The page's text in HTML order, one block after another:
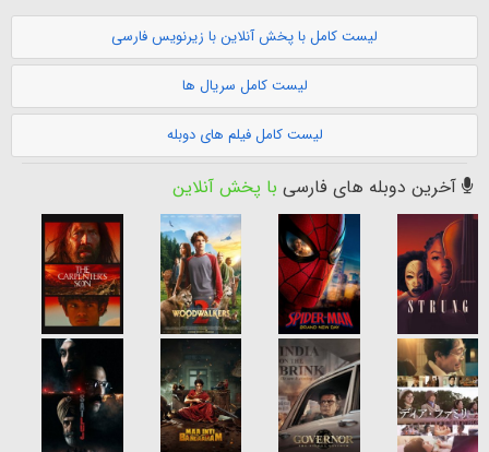
لیست کامل با پخش آنلاین با زیرنویس فارسی
لیست کامل سریال ها
لیست کامل فیلم های دوبله
آخرین دوبله های فارسی با پخش آنلاین